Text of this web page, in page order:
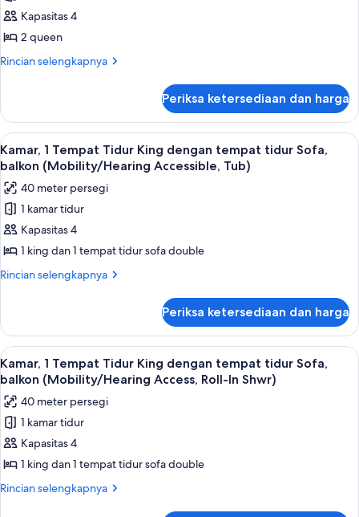
Accessible,
Tub)
2
Tempat
Tidur
(Mobility/Hearing
Access,
Roll-
In
Shwr)
Kapasitas 4
2 queen
Rincian selengkapnya
Rincian
Kamar,
Tempat
Tidur
balkon
(Mobility/Hearing
Access,
Roll-
In
Periksa ketersediaan dan harga
Lihat
semua
foto
untuk
Kamar,
1
Tempat
Tidur
tempat
tidur
Sofa,
balkon
(Mobility/Hearing
Accessible,
Tub)
Seprai premium, bantalan ekstra
5
Kamar, 1 Tempat Tidur King dengan tempat tidur Sofa,
balkon (Mobility/Hearing Accessible, Tub)
40 meter persegi
1 kamar tidur
Kapasitas 4
1 king dan 1 tempat tidur sofa double
Rincian selengkapnya
Rincian
Kamar,
Tempat
Tidur
dengan
tempat
tidur
Sofa,
balkon
Accessible,
Periksa ketersediaan dan harga
Lihat
semua
foto
untuk
Kamar,
1
Tempat
Tidur
Seprai premium, bantalan ekstra
5
Kamar, 1 Tempat Tidur King dengan tempat tidur Sofa,
balkon (Mobility/Hearing Access, Roll-In Shwr)
40 meter persegi
1 kamar tidur
Kapasitas 4
1 king dan 1 tempat tidur sofa double
Rincian selengkapnya
Rincian